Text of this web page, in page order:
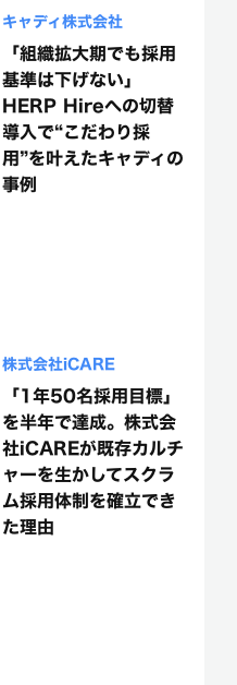
キャディ株式会社
「組織拡大期でも採用
基準は下げない」
HERP Hireへの切替
導入で“こだわり採
用”を叶えたキャディの
事例
株式会社iCARE
「1年50名採用目標」
を半年で達成。株式会
社iCAREが既存カルチ
ャーを生かしてスクラ
ム採用体制を確立でき
た理由